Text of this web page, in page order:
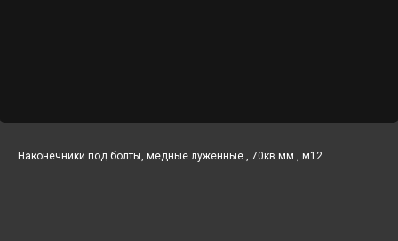
Наконечники под болты, медные луженные , 70кв.мм , м12